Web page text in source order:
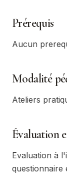
Prérequis
Aucun
Modalité
Ateliers
Évaluation
Evaluation à
questionnaire